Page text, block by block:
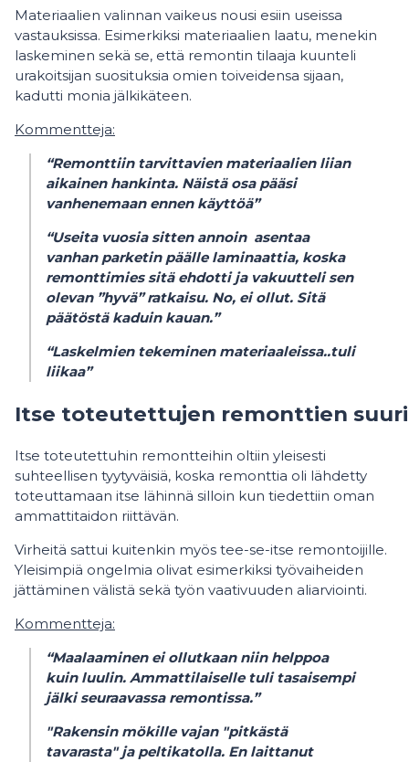
Materiaalien valinnan vaikeus nousi esiin useissa
vastauksissa. Esimerkiksi materiaalien laatu, menekin
laskeminen sekä se, että remontin tilaaja kuunteli
urakoitsijan suosituksia omien toiveidensa sijaan,
kadutti monia jälkikäteen.
Kommentteja:
“Remonttiin tarvittavien materiaalien liian
aikainen hankinta. Näistä osa pääsi
vanhenemaan ennen käyttöä”
“Useita vuosia sitten annoin asentaa
vanhan parketin päälle laminaattia, koska
remonttimies sitä ehdotti ja vakuutteli sen
olevan ”hyvä” ratkaisu. No, ei ollut. Sitä
päätöstä kaduin kauan.”
“Laskelmien tekeminen materiaaleissa..tuli
liikaa”
Itse toteutettujen remonttien
Itse toteutettuhin remontteihin oltiin yleisesti
suhteellisen tyytyväisiä, koska remonttia oli lähdetty
toteuttamaan itse lähinnä silloin kun tiedettiin oman
ammattitaidon riittävän.
Virheitä sattui kuitenkin myös tee-se-itse remontoijille.
Yleisimpiä ongelmia olivat esimerkiksi työvaiheiden
jättäminen välistä sekä työn vaativuuden aliarviointi.
Kommentteja:
“Maalaaminen ei ollutkaan niin helppoa
kuin luulin. Ammattilaiselle tuli tasaisempi
jälki seuraavassa remontissa.”
"Rakensin mökille vajan "pitkästä
tavarasta" ja peltikatolla. En laittanut